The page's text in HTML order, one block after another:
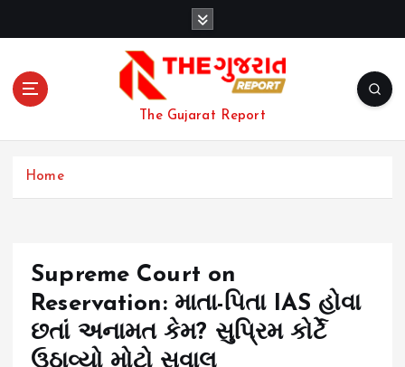
The Gujarat Report
Home
Supreme Court on
Reservation: માતા-પિતા IAS હોવા
છતાં અનામત કેમ? સુપ્રિમ કોર્ટે
ઉઠાવ્યો મોટો સવાલ